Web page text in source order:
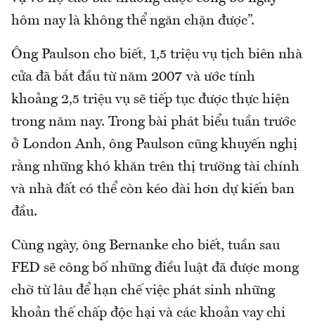
hôm nay là không thể ngăn chặn được”.
Ông Paulson cho biết, 1,5 triệu vụ tịch biên nhà
cửa đã bắt đầu từ năm 2007 và ước tính
khoảng 2,5 triệu vụ sẽ tiếp tục được thực hiện
trong năm nay. Trong bài phát biểu tuần trước
ở London Anh, ông Paulson cũng khuyến nghị
rằng những khó khăn trên thị trường tài chính
và nhà đất có thể còn kéo dài hơn dự kiến ban
đầu.
Cùng ngày, ông Bernanke cho biết, tuần sau
FED sẽ công bố những điều luật đã được mong
chờ từ lâu để hạn chế việc phát sinh những
khoản thế chấp độc hại và các khoản vay chi